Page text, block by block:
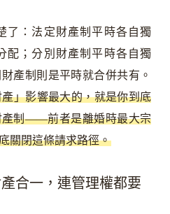
了：法定財產制平時各自獨
配；分別財產制平時各自獨
產制則是平時就合併共有。
」影響最大的，就是你到底
產制——前者是離婚時最大宗
關閉這條請求路徑。
合一，連管理權都要